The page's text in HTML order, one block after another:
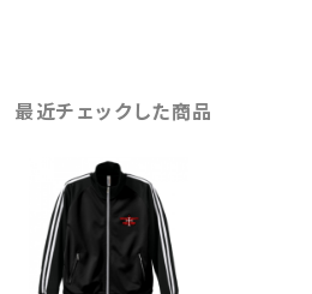
最近チェックした商品